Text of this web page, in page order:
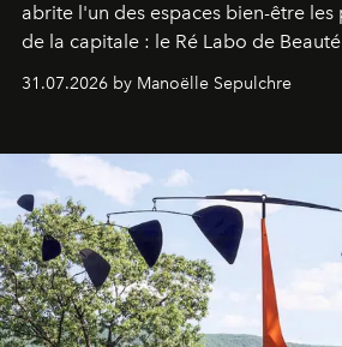
abrite l'un des espaces bien-être
de la capitale : le Ré Labo de
31.07.2026 by Manoëlle Sepulchre